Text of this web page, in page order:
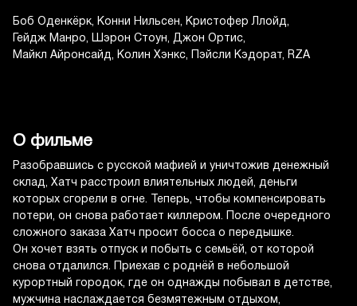
Боб Оденкёрк Конни Нильсен
Кристофер Ллойд
Гейдж Манро
Шэрон Стоун
Джон Ортис
Майкл Айронсайд
Колин Хэнкс Пэйсли Кэдорат RZA
О фильме
Разобравшись с русской мафией и уничтожив денежный
склад, Хатч расстроил влиятельных людей, деньги
которых сгорели в огне. Теперь, чтобы компенсировать
потери, он снова работает киллером. После очередного
сложного заказа Хатч просит босса о передышке.
Он хочет взять отпуск и побыть с семьёй, от которой
снова отдалился. Приехав с роднёй в небольшой
курортный городок, где он однажды побывал в детстве,
мужчина наслаждается безмятежным отдыхом,